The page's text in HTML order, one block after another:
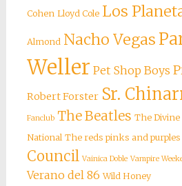
Cohen Lloyd Cole Los
Almond Nacho Vegas
Weller Pet Shop Boys
Robert Forster Sr.
Fanclub The Beatles The Divine
National The reds pinks and purples
Council Vainica Doble Vampire
Verano del 86 Wild Honey